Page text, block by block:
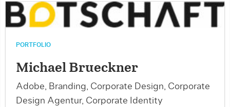
PORTFOLIO
Michael Brueckner
Adobe, Branding, Corporate Design, Corporate
Design Agentur, Corporate Identity